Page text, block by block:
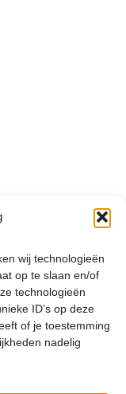
wij technologieën
op te slaan en/of
technologieën
ID’s op deze
of je toestemming
nadelig